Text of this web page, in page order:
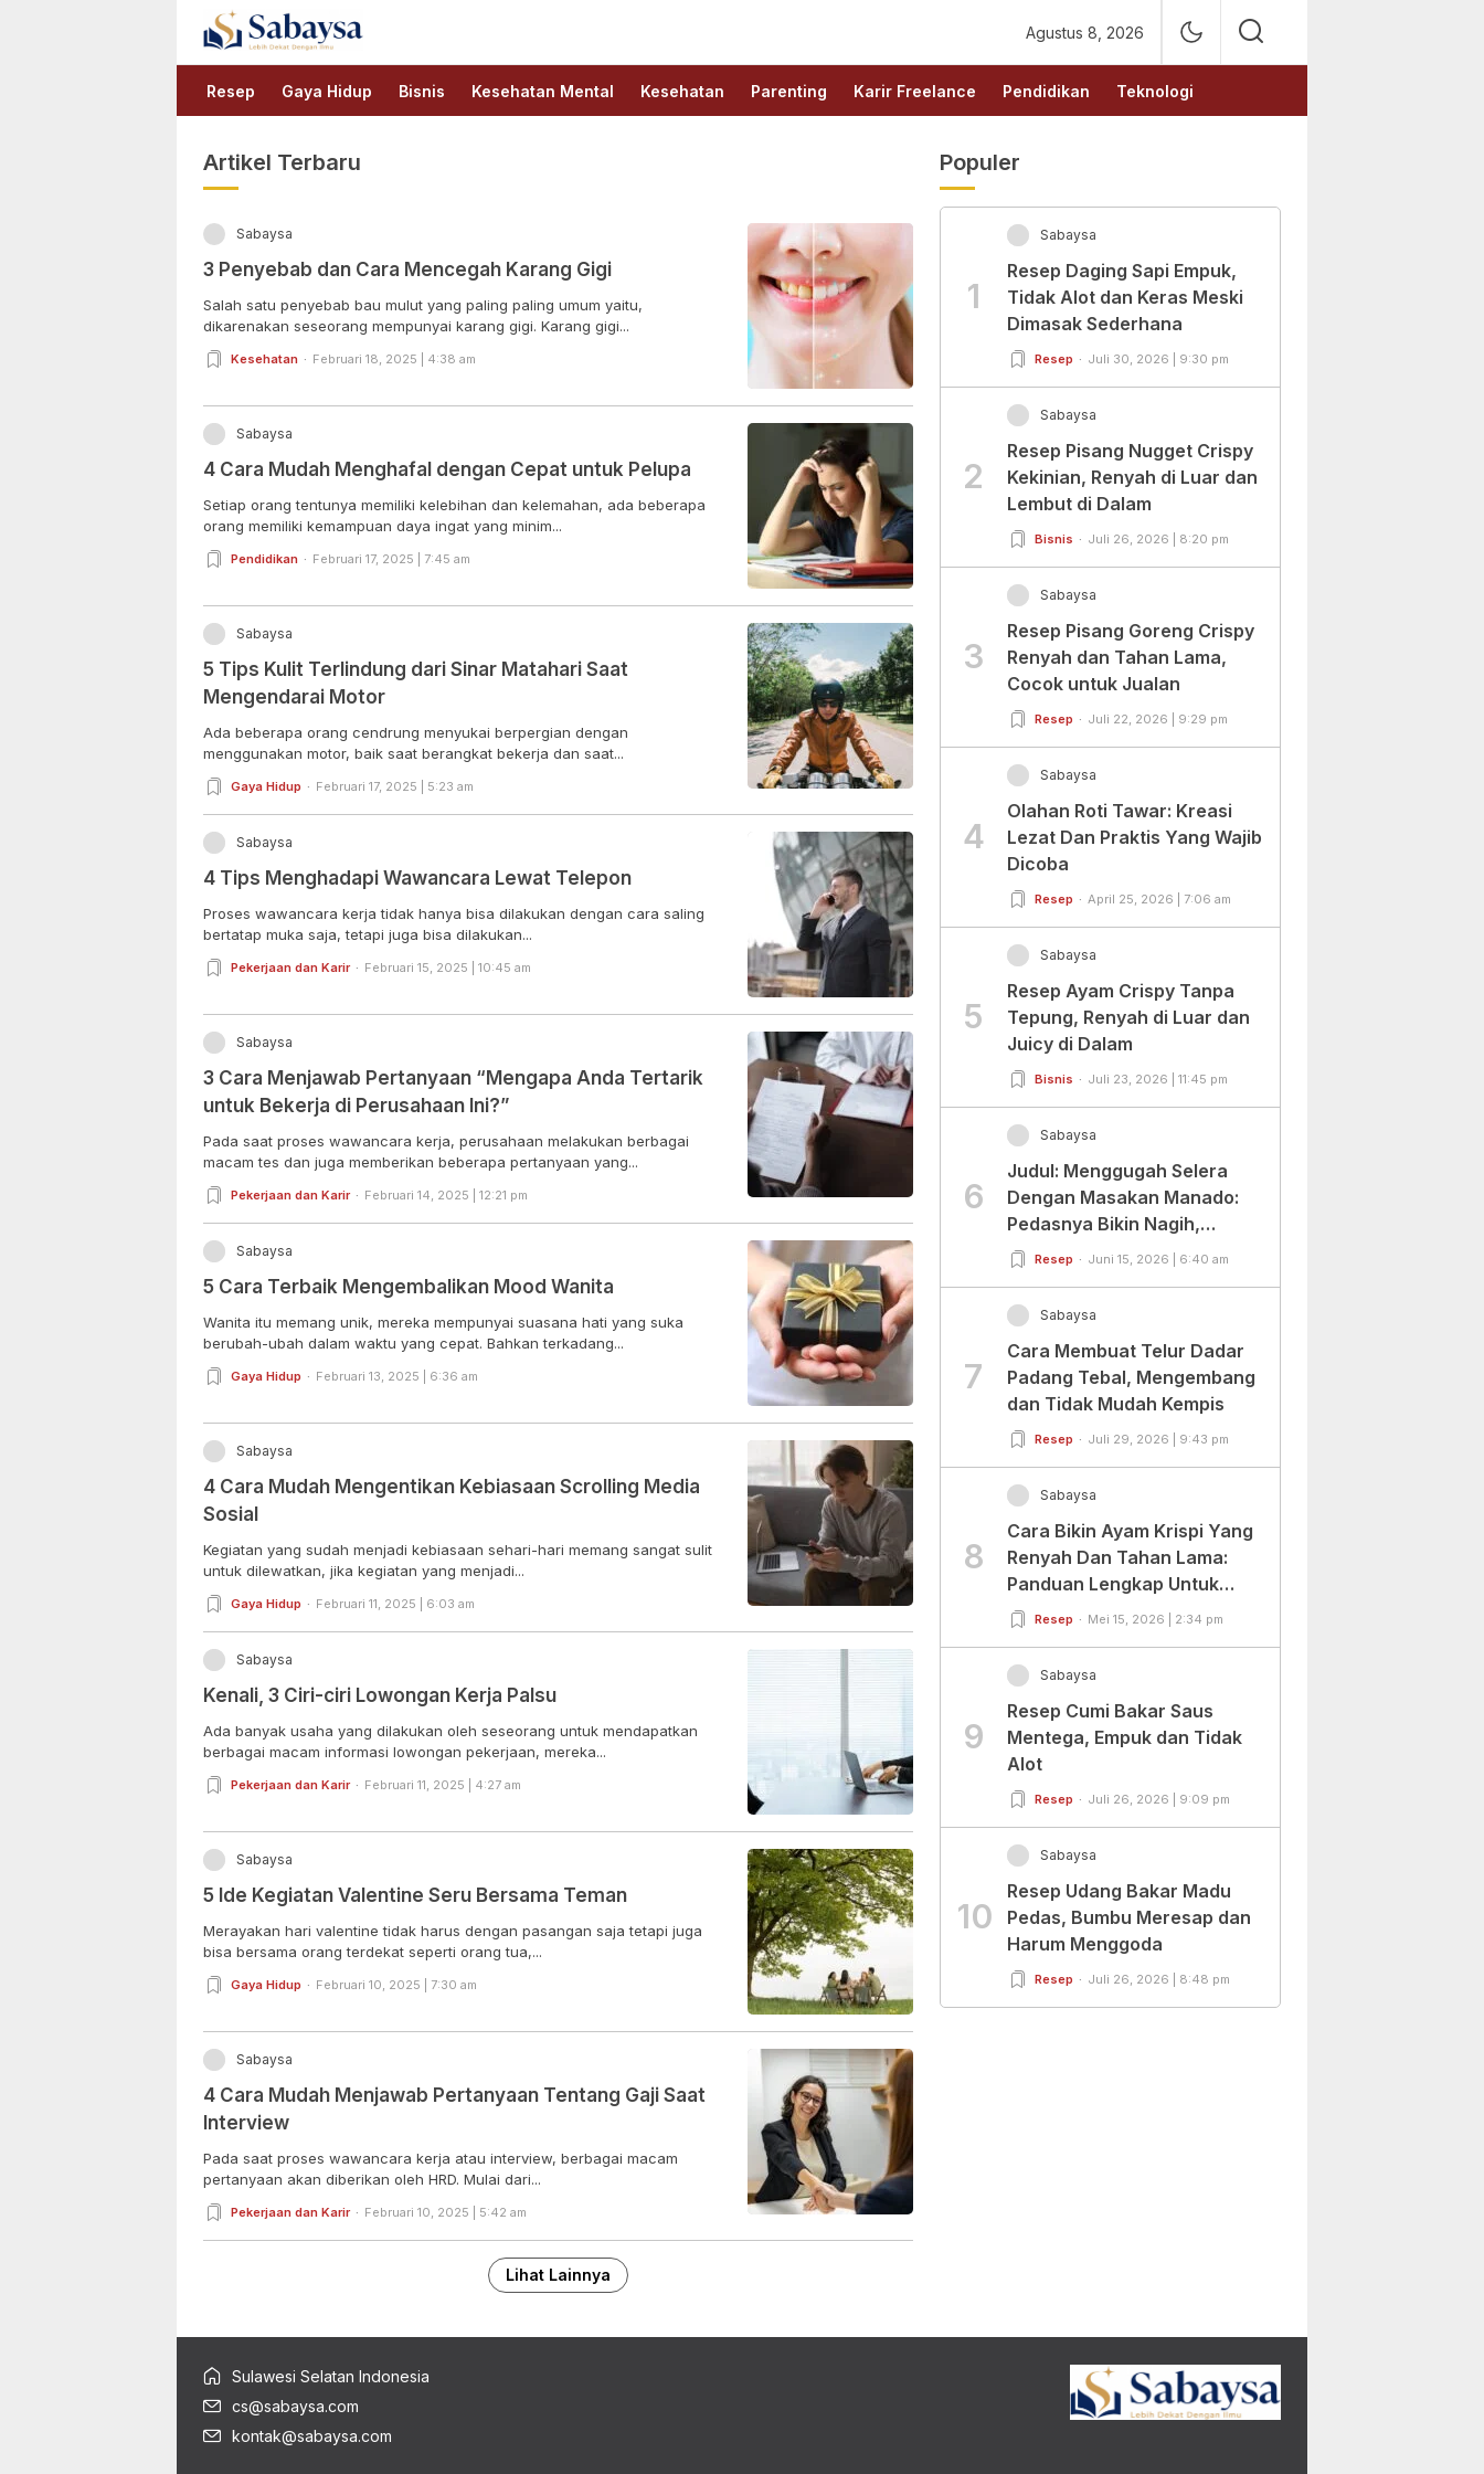
Sabaysa
Lebih Dekat Dengan Ilmu
Agustus 8, 2026
Resep Gaya Hidup Bisnis Kesehatan Mental Kesehatan Parenting Karir Freelance Pendidikan Teknologi
Artikel Terbaru
Sabaysa
3 Penyebab dan Cara Mencegah Karang Gigi
Salah satu penyebab bau mulut yang paling paling umum yaitu,
dikarenakan seseorang mempunyai karang gigi. Karang gigi...
Kesehatan Februari 18, 2025 | 4:38 am
Sabaysa
4 Cara Mudah Menghafal dengan Cepat untuk Pelupa
Setiap orang tentunya memiliki kelebihan dan kelemahan, ada beberapa
orang memiliki kemampuan daya ingat yang minim...
Pendidikan Februari 17, 2025 | 7:45 am
Sabaysa
5 Tips Kulit Terlindung dari Sinar Matahari Saat
Mengendarai Motor
Ada beberapa orang cendrung menyukai berpergian dengan
menggunakan motor, baik saat berangkat bekerja dan saat...
Gaya Hidup Februari 17, 2025 | 5:23 am
Sabaysa
4 Tips Menghadapi Wawancara Lewat Telepon
Proses wawancara kerja tidak hanya bisa dilakukan dengan cara saling
bertatap muka saja, tetapi juga bisa dilakukan...
Pekerjaan dan Karir Februari 15, 2025 | 10:45 am
Sabaysa
3 Cara Menjawab Pertanyaan “Mengapa Anda Tertarik
untuk Bekerja di Perusahaan Ini?”
Pada saat proses wawancara kerja, perusahaan melakukan berbagai
macam tes dan juga memberikan beberapa pertanyaan yang...
Pekerjaan dan Karir Februari 14, 2025 | 12:21 pm
Sabaysa
5 Cara Terbaik Mengembalikan Mood Wanita
Wanita itu memang unik, mereka mempunyai suasana hati yang suka
berubah-ubah dalam waktu yang cepat. Bahkan terkadang...
Gaya Hidup Februari 13, 2025 | 6:36 am
Sabaysa
4 Cara Mudah Mengentikan Kebiasaan Scrolling Media
Sosial
Kegiatan yang sudah menjadi kebiasaan sehari-hari memang sangat sulit
untuk dilewatkan, jika kegiatan yang menjadi...
Gaya Hidup Februari 11, 2025 | 6:03 am
Sabaysa
Kenali, 3 Ciri-ciri Lowongan Kerja Palsu
Ada banyak usaha yang dilakukan oleh seseorang untuk mendapatkan
berbagai macam informasi lowongan pekerjaan, mereka...
Pekerjaan dan Karir Februari 11, 2025 | 4:27 am
Sabaysa
5 Ide Kegiatan Valentine Seru Bersama Teman
Merayakan hari valentine tidak harus dengan pasangan saja tetapi juga
bisa bersama orang terdekat seperti orang tua,...
Gaya Hidup Februari 10, 2025 | 7:30 am
Sabaysa
4 Cara Mudah Menjawab Pertanyaan Tentang Gaji Saat
Interview
Pada saat proses wawancara kerja atau interview, berbagai macam
pertanyaan akan diberikan oleh HRD. Mulai dari...
Pekerjaan dan Karir Februari 10, 2025 | 5:42 am
Lihat Lainnya
Populer
1
Sabaysa
Resep Daging Sapi Empuk,
Tidak Alot dan Keras Meski
Dimasak Sederhana
Resep Juli 30, 2026 | 9:30 pm
2
Sabaysa
Resep Pisang Nugget Crispy
Kekinian, Renyah di Luar dan
Lembut di Dalam
Bisnis Juli 26, 2026 | 8:20 pm
3
Sabaysa
Resep Pisang Goreng Crispy
Renyah dan Tahan Lama,
Cocok untuk Jualan
Resep Juli 22, 2026 | 9:29 pm
4
Sabaysa
Olahan Roti Tawar: Kreasi
Lezat Dan Praktis Yang Wajib
Dicoba
Resep April 25, 2026 | 7:06 am
5
Sabaysa
Resep Ayam Crispy Tanpa
Tepung, Renyah di Luar dan
Juicy di Dalam
Bisnis Juli 23, 2026 | 11:45 pm
6
Sabaysa
Judul: Menggugah Selera
Dengan Masakan Manado:
Pedasnya Bikin Nagih,
Ragamnya Bikin Ketagihan!
Resep Juni 15, 2026 | 6:40 am
7
Sabaysa
Cara Membuat Telur Dadar
Padang Tebal, Mengembang
dan Tidak Mudah Kempis
Resep Juli 29, 2026 | 9:43 pm
8
Sabaysa
Cara Bikin Ayam Krispi Yang
Renyah Dan Tahan Lama:
Panduan Lengkap Untuk
Pemula Dan Profesional
Resep Mei 15, 2026 | 2:34 pm
9
Sabaysa
Resep Cumi Bakar Saus
Mentega, Empuk dan Tidak
Alot
Resep Juli 26, 2026 | 9:09 pm
10
Sabaysa
Resep Udang Bakar Madu
Pedas, Bumbu Meresap dan
Harum Menggoda
Resep Juli 26, 2026 | 8:48 pm
Sulawesi Selatan Indonesia
cs@sabaysa.com
kontak@sabaysa.com